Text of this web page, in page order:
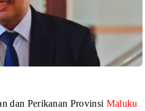
dan Perikanan Provinsi Maluku